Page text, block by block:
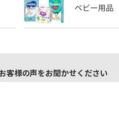
客様の声をお聞かせください